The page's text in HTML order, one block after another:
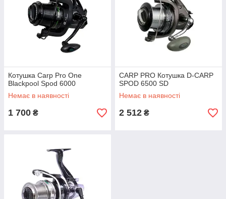
Котушка Carp Pro One
Blackpool Spod 6000
Немає в наявності
1 700 ₴
CARP PRO Котушка D-CARP
SPOD 6500 SD
Немає в наявності
2 512 ₴